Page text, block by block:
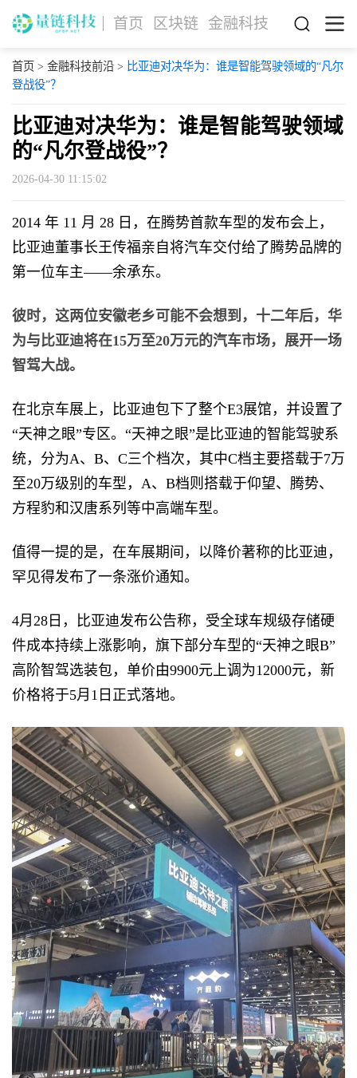
首页 区块链 金融科技
首页 > 金融科技前沿> 比亚迪对决华为：谁是智能驾驶领域的“凡尔
登战役”？
比亚迪对决华为：谁是智能驾驶领域
的“凡尔登战役”？
2026-04-30 11:15:02
2014 年 11 月 28 日，在腾势首款车型的发布会上，
比亚迪董事长王传福亲自将汽车交付给了腾势品牌的
第一位车主——余承东。
彼时，这两位安徽老乡可能不会想到，十二年后，华
为与比亚迪将在15万至20万元的汽车市场，展开一场
智驾大战。
在北京车展上，比亚迪包下了整个E3展馆，并设置了
“天神之眼”专区。“天神之眼”是比亚迪的智能驾驶系
统，分为A、B、C三个档次，其中C档主要搭载于7万
至20万级别的车型，A、B档则搭载于仰望、腾势、
方程豹和汉唐系列等中高端车型。
值得一提的是，在车展期间，以降价著称的比亚迪，
罕见得发布了一条涨价通知。
4月28日，比亚迪发布公告称，受全球车规级存储硬
件成本持续上涨影响，旗下部分车型的“天神之眼B”
高阶智驾选装包，单价由9900元上调为12000元，新
价格将于5月1日正式落地。